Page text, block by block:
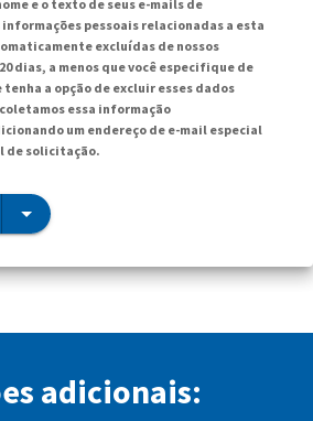
e o texto de seus e-mails de
pessoais relacionadas a esta
excluídas de nossos
dias, a menos que você especifique de
a opção de excluir esses dados
essa informação
um endereço de e-mail especial
de solicitação.
adicionais: